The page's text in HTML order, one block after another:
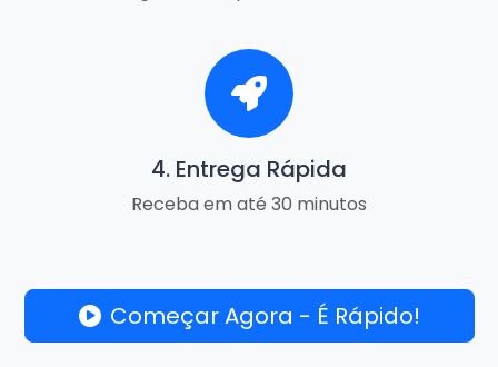
4. Entrega Rápida
Receba em até 30 minutos
Começar Agora - É Rápido!